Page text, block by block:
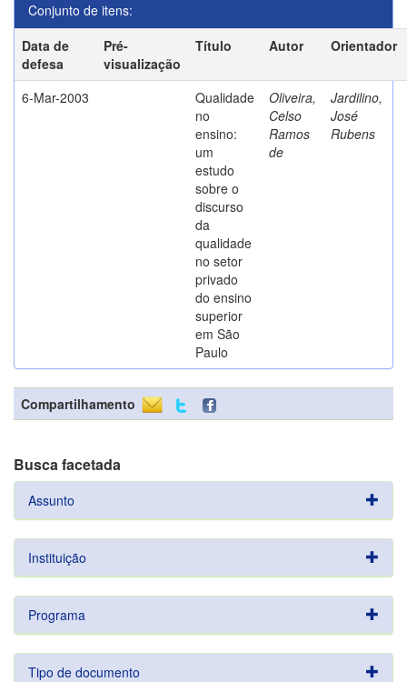
Conjunto de itens:
Data de
defesa
Pré-
visualização
Título Autor Orientador
6-Mar-2003
Qualidade
no
ensino:
um
estudo
sobre o
discurso
da
qualidade
no setor
privado
do ensino
superior
em São
Paulo
Oliveira,
Celso
Ramos
de
Jardilino,
José
Rubens
Compartilhamento
Busca facetada
Assunto
Instituição
Programa
Tipo de documento